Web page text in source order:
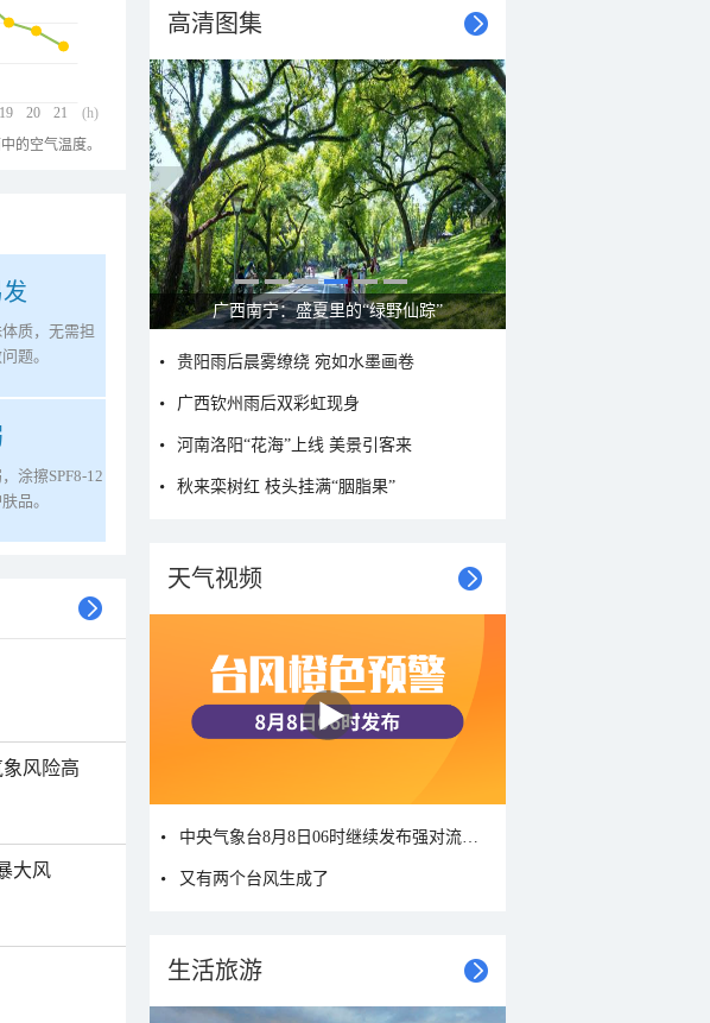
19 20 21 (h)
的空气温度。
体质，无需担
题。
涂擦SPF8-12
品。
风险高
大风
高清图集
呼伦贝尔草原 藏着最治愈的蓝天白云
贵阳雨后晨雾缭绕 宛如水墨画卷
广西钦州雨后双彩虹现身
河南洛阳“花海”上线 美景引客来
秋来栾树红 枝头挂满“胭脂果”
天气视频
又有两个台风生成了
生活旅游